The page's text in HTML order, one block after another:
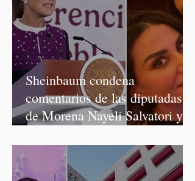
Sheinbaum condena
comentarios de las diputadas
de Morena Nayeli Salvatori y